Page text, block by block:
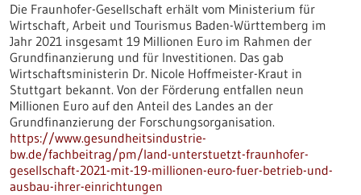
Die Fraunhofer-Gesellschaft erhält vom Ministerium für
Wirtschaft, Arbeit und Tourismus Baden-Württemberg im
Jahr 2021 insgesamt 19 Millionen Euro im Rahmen der
Grundfinanzierung und für Investitionen. Das gab
Wirtschaftsministerin Dr. Nicole Hoffmeister-Kraut in
Stuttgart bekannt. Von der Förderung entfallen neun
Millionen Euro auf den Anteil des Landes an der
Grundfinanzierung der Forschungsorganisation.
https://www.gesundheitsindustrie-
bw.de/fachbeitrag/pm/land-unterstuetzt-fraunhofer-
gesellschaft-2021-mit-19-millionen-euro-fuer-betrieb-und-
ausbau-ihrer-einrichtungen